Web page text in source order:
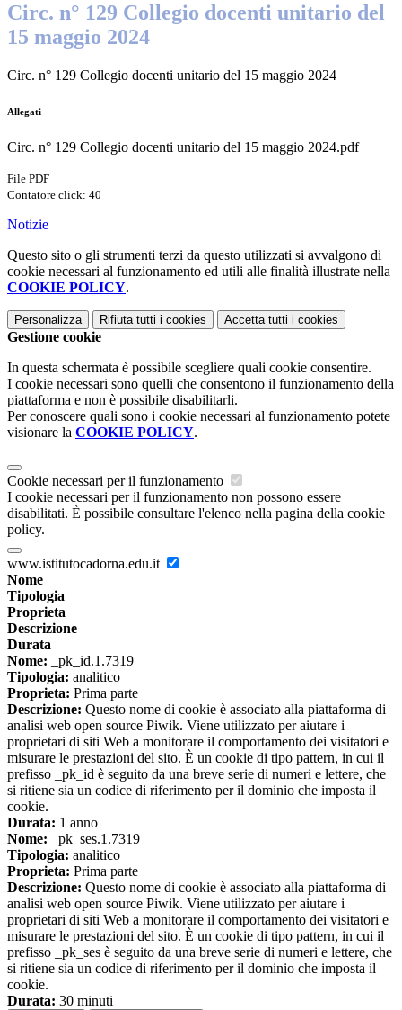
Circ. n° 129 Collegio docenti unitario del
15 maggio 2024
Circ. n° 129 Collegio docenti unitario del 15 maggio 2024
Allegati
Circ. n° 129 Collegio docenti unitario del 15 maggio 2024.pdf
File PDF
Contatore click: 40
Notizie
Questo sito o gli strumenti terzi da questo utilizzati si avvalgono di
cookie necessari al funzionamento ed utili alle finalità illustrate nella
COOKIE POLICY.
Personalizza Rifiuta tutti i cookies Accetta tutti i cookies
Gestione cookie
In questa schermata è possibile scegliere quali cookie consentire.
I cookie necessari sono quelli che consentono il funzionamento della
piattaforma e non è possibile disabilitarli.
Per conoscere quali sono i cookie necessari al funzionamento potete
visionare la COOKIE POLICY.
Cookie necessari per il funzionamento
I cookie necessari per il funzionamento non possono essere
disabilitati. È possibile consultare l'elenco nella pagina della cookie
policy.
www.istitutocadorna.edu.it
Nome
Tipologia
Proprieta
Descrizione
Durata
Nome: _pk_id.1.7319
Tipologia: analitico
Proprieta: Prima parte
Descrizione: Questo nome di cookie è associato alla piattaforma di
analisi web open source Piwik. Viene utilizzato per aiutare i
proprietari di siti Web a monitorare il comportamento dei visitatori e
misurare le prestazioni del sito. È un cookie di tipo pattern, in cui il
prefisso _pk_id è seguito da una breve serie di numeri e lettere, che
si ritiene sia un codice di riferimento per il dominio che imposta il
cookie.
Durata: 1 anno
Nome: _pk_ses.1.7319
Tipologia: analitico
Proprieta: Prima parte
Descrizione: Questo nome di cookie è associato alla piattaforma di
analisi web open source Piwik. Viene utilizzato per aiutare i
proprietari di siti Web a monitorare il comportamento dei visitatori e
misurare le prestazioni del sito. È un cookie di tipo pattern, in cui il
prefisso _pk_ses è seguito da una breve serie di numeri e lettere, che
si ritiene sia un codice di riferimento per il dominio che imposta il
cookie.
Durata: 30 minuti